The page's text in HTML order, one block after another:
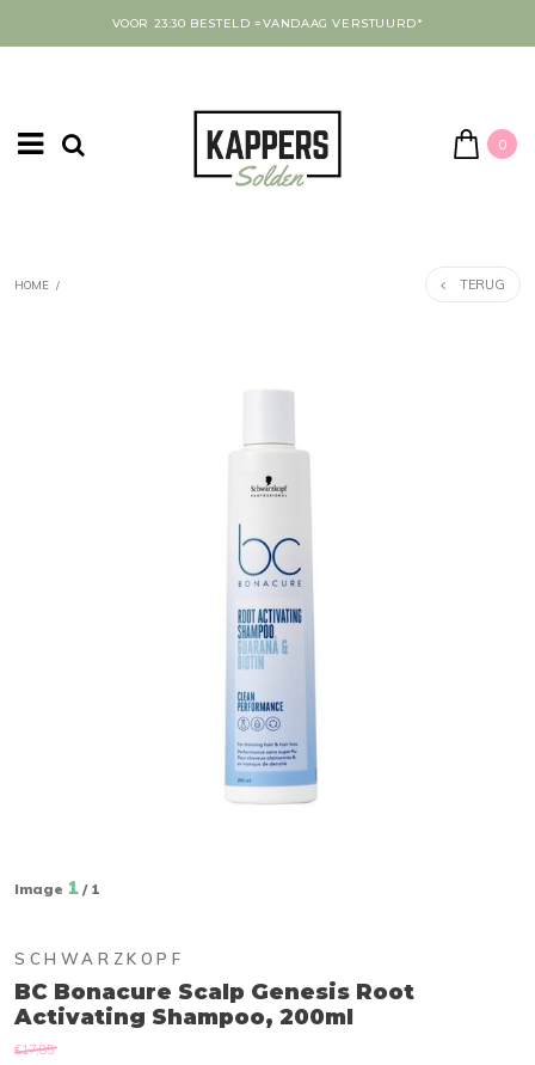
VOOR 23:30 BESTELD =VANDAAG VERSTUURD*
0
HOME / TERUG
Image 1 / 1
SCHWARZKOPF
BC Bonacure Scalp Genesis Root
Activating Shampoo, 200ml
€17,85